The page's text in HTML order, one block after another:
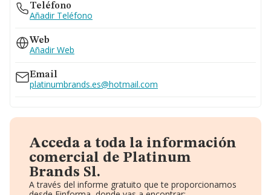
Teléfono
Añadir Teléfono
Web
Añadir Web
Email
platinumbrands.es@hotmail.com
Acceda a toda la información
comercial de Platinum
Brands Sl.
A través del informe gratuito que te proporcionamos